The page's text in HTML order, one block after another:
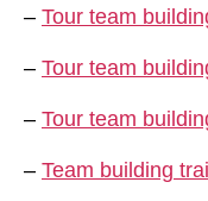
– Tour team
– Tour team
– Tour team
– Team building